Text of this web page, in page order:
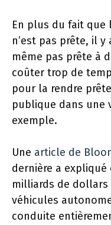
En plus du fait
n’est pas prête, il y
même pas prête à
coûter trop de
pour la rendre
publique dans une
exemple.
Une article de
dernière a expliqué
milliards de
véhicules
conduite